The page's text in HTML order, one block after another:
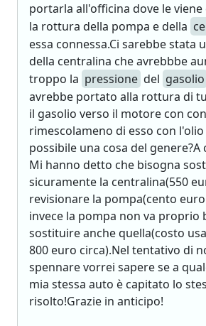
portarla all'officina dove le
la rottura della pompa e della
essa connessa.Ci sarebbe stata
della centralina che avrebbbe
troppo la pressione del gasolio
avrebbe portato alla rottura di
il gasolio verso il motore con
rimescolameno di esso con
possibile una cosa del genere?A
Mi hanno detto che bisogna
sicuramente la centralina(550
revisionare la pompa(cento euro
invece la pompa non va proprio
sostituire anche quella(costo
800 euro circa).Nel tentativo di
spennare vorrei sapere se a
mia stessa auto è capitato lo
risolto!Grazie in anticipo!